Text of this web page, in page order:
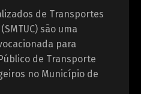
de Transportes
são uma
para
de Transporte
no Município de